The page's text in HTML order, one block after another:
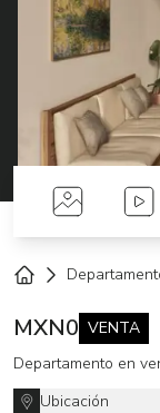
Fotos
MXN0 VENTA
Ubicación